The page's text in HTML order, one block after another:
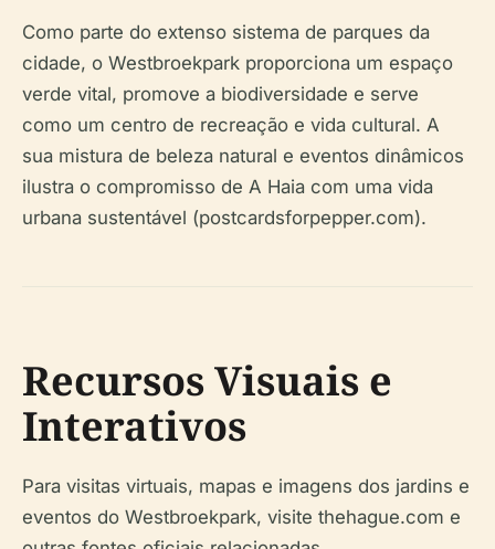
Como parte do extenso sistema de parques da
cidade, o Westbroekpark proporciona um espaço
verde vital, promove a biodiversidade e serve
como um centro de recreação e vida cultural. A
sua mistura de beleza natural e eventos dinâmicos
ilustra o compromisso de A Haia com uma vida
urbana sustentável (postcardsforpepper.com).
Recursos Visuais e
Interativos
Para visitas virtuais, mapas e imagens dos jardins e
eventos do Westbroekpark, visite thehague.com e